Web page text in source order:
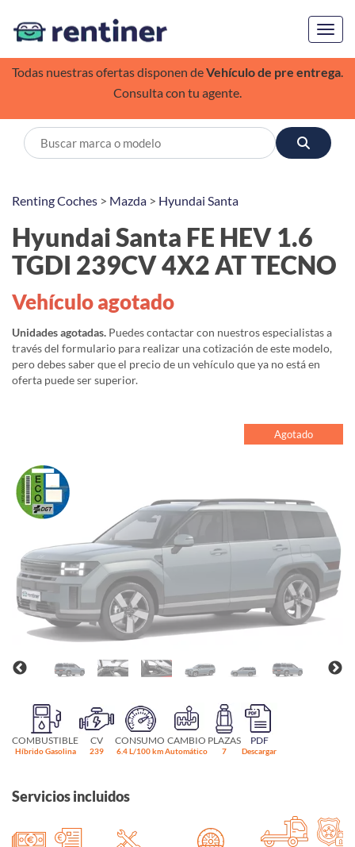
Todas nuestras ofertas disponen deVehículo de pre entrega.
Consulta con tu agente.
Renting Coches > Mazda > Hyundai Santa
Hyundai Santa FE HEV 1.6
TGDI 239CV 4X2 AT TECNO
Vehículo agotado
Unidades agotadas. Puedes contactar con nuestros especialistas a
través del formulario para realizar una cotización de este modelo,
pero debes saber que el precio de un vehículo que ya no está en
oferta puede ser superior.
Agotado
COMBUSTIBLE
Híbrido Gasolina
CV
239
CONSUMO
6.4 L/100 km
CAMBIO
Automático
PLAZAS
7
PDF
Descargar
Servicios incluidos